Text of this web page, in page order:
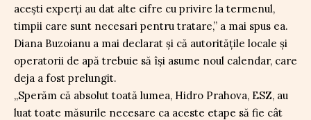
acești experți au dat alte cifre cu privire la termenul,
timpii care sunt necesari pentru tratare,” a mai spus ea.
Diana Buzoianu a mai declarat și că autoritățile locale și
operatorii de apă trebuie să își asume noul calendar, care
deja a fost prelungit.
„Sperăm că absolut toată lumea, Hidro Prahova, ESZ, au
luat toate măsurile necesare ca aceste etape să fie cât